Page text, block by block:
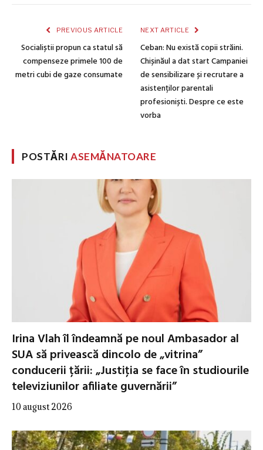
PREVIOUS ARTICLE
Socialiștii propun ca statul să
compenseze primele 100 de
metri cubi de gaze consumate
NEXT ARTICLE
Ceban: Nu există copii străini.
Chișinăul a dat start Campaniei
de sensibilizare și recrutare a
asistenților parentali
profesioniști. Despre ce este
vorba
POSTĂRIASEMĂNATOARE
Irina Vlah îl îndeamnă pe noul Ambasador al
SUA să privească dincolo de „vitrina”
conducerii țării: „Justiţia se face în studiourile
televiziunilor afiliate guvernării”
10 august 2026